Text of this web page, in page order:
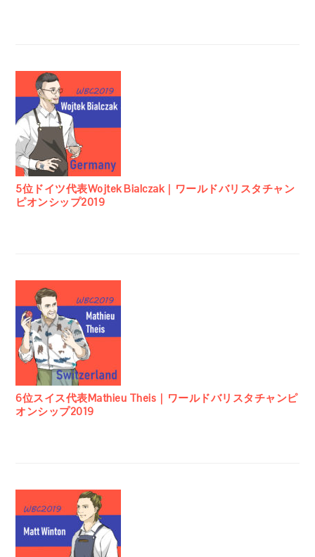
5位ドイツ代表Wojtek Bialczak｜ワールドバリスタチャン
ピオンシップ2019
6位スイス代表Mathieu Theis｜ワールドバリスタチャンピ
オンシップ2019